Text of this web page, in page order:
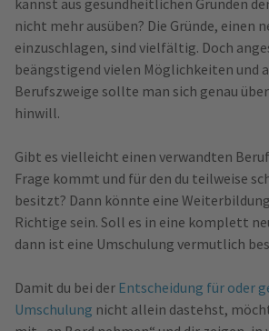
kannst aus gesundheitlichen Gründen
nicht mehr ausüben? Die Gründe, einen
einzuschlagen, sind vielfältig. Doch
beängstigend vielen Möglichkeiten und
Berufszweige sollte man sich genau
hinwill.
Gibt es vielleicht einen verwandten
Frage kommt und für den du teilweise
besitzt? Dann könnte eine
Richtige sein. Soll es in eine komplett
dann ist eine Umschulung vermutlich
Damit du bei der Entscheidung für oder
Umschulung nicht allein dastehst,